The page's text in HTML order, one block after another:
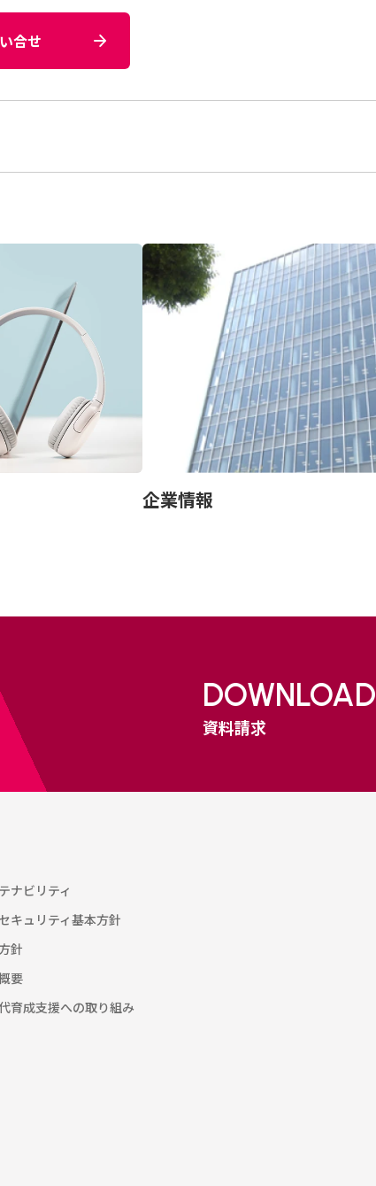
合せ
企業情報
DOWNLOAD
資料請求
ナビリティ
キュリティ基本方針
針
要
育成支援への取り組み